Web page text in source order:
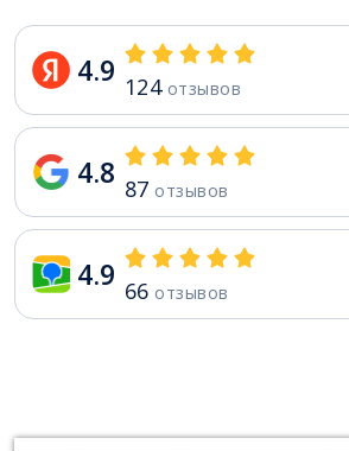
4.9 124отзывов
4.8 87 отзывов
4.9 66 отзывов